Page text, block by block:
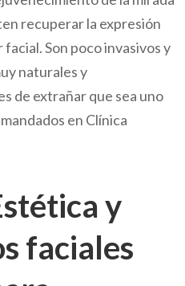
recuperar la expresión
Son poco invasivos y
naturales y
de extrañar que sea uno
en Clínica